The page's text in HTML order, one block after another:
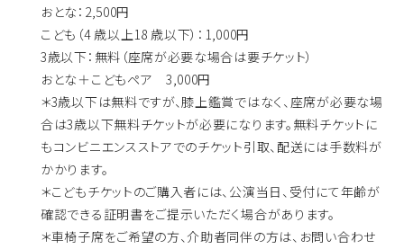
おとな：2,500円
こども（4 歳以上18 歳以下）：1,000円
3歳以下：無料（座席が必要な場合は要チケット）
おとな＋こどもペア 3,000円
＊3歳以下は無料ですが、膝上鑑賞ではなく、座席が必要な場
合は3歳以下無料チケットが必要になります。無料チケットに
もコンビニエンスストアでのチケット引取、配送には手数料が
かかります。
＊こどもチケットのご購入者には、公演当日、受付にて年齢が
確認できる証明書をご提示いただく場合があります。
＊車椅子席をご希望の方、介助者同伴の方は、お問い合わせ